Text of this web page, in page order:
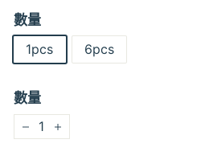
數量
1pcs
6pcs
數量
− +